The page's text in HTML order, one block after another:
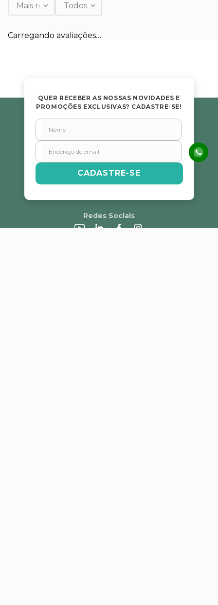
Mais recentesTodos
Carregando avaliações…
QUER RECEBER AS NOSSAS NOVIDADES E
PROMOÇÕES EXCLUSIVAS? CADASTRE-SE!
CADASTRE-SE
Redes Sociais